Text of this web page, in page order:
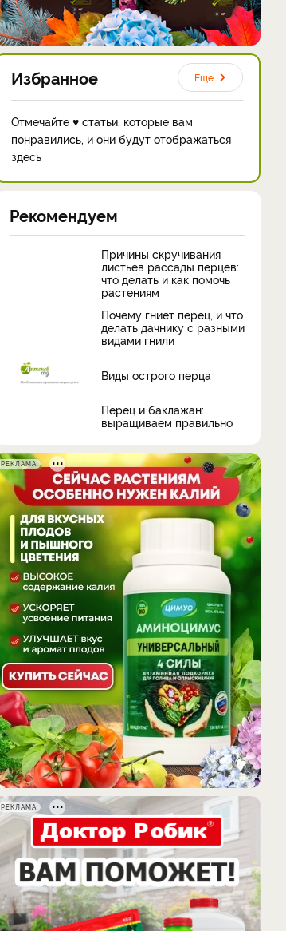
Избранное Еще
Отмечайте ♥ статьи, которые вам
понравились, и они будут отображаться
здесь
Рекомендуем
Причины скручивания
листьев рассады перцев:
что делать и как помочь
растениям
Почему гниет перец, и что
делать дачнику с разными
видами гнили
Виды острого перца
Перец и баклажан:
выращиваем правильно
РЕКЛАМА
РЕКЛАМА